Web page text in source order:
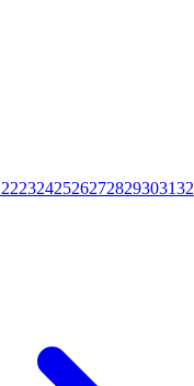
2223242526272829303132